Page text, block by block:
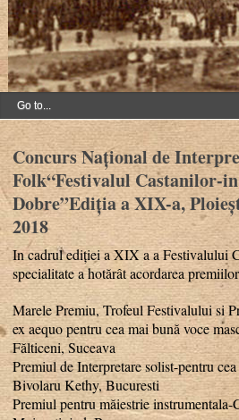
Concurs Național de
Folk“Festivalul Castanilor-
Dobre”Ediția a XIX-a,
2018
In cadrul ediției a XIX a a Festivalului
specialitate a hotărât acordarea
Marele Premiu, Trofeul Festivalului si
ex aequo pentru cea mai bună voce
Fălticeni, Suceava
Premiul de Interpretare solist-pentru
Bivolaru Kethy, Bucuresti
Premiul pentru măiestrie instrumentala-